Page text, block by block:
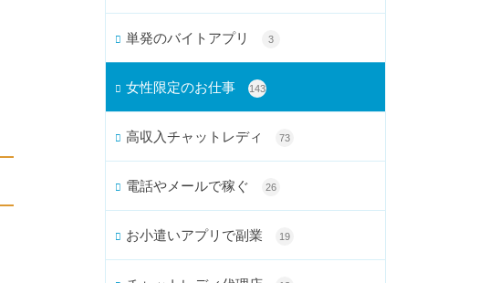
単発のバイトアプリ 3
女性限定のお仕事 143
高収入チャットレディ 73
電話やメールで稼ぐ 26
お小遣いアプリで副業 19